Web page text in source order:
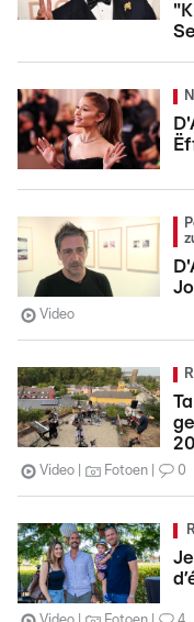
Video
Video Fotoen 0